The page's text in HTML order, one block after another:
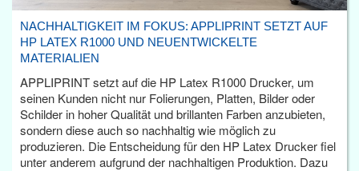
NACHHALTIGKEIT IM FOKUS: APPLIPRINT SETZT AUF
HP LATEX R1000 UND NEUENTWICKELTE
MATERIALIEN
APPLIPRINT setzt auf die HP Latex R1000 Drucker, um
seinen Kunden nicht nur Folierungen, Platten, Bilder oder
Schilder in hoher Qualität und brillanten Farben anzubieten,
sondern diese auch so nachhaltig wie möglich zu
produzieren. Die Entscheidung für den HP Latex Drucker fiel
unter anderem aufgrund der nachhaltigen Produktion. Dazu